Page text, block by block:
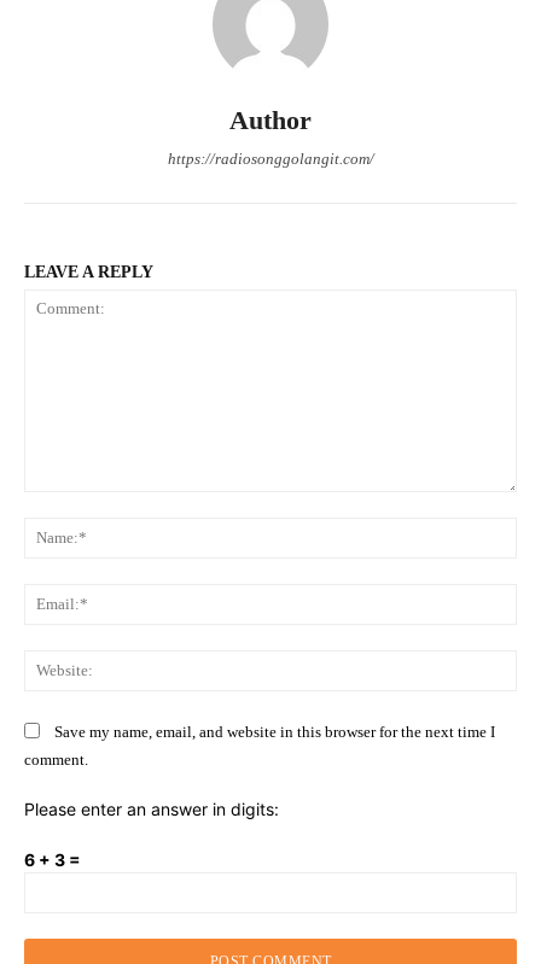
Author
https://radiosonggolangit.com/
LEAVE A REPLY
Save my name, email, and website in this browser for the next time I
comment.
Please enter an answer in digits:
6 + 3 =